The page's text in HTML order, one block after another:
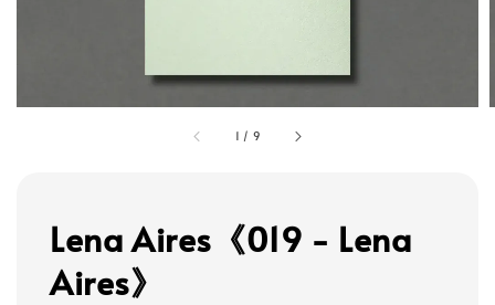
1 / 9
Lena Aires《019 - Lena
Aires》